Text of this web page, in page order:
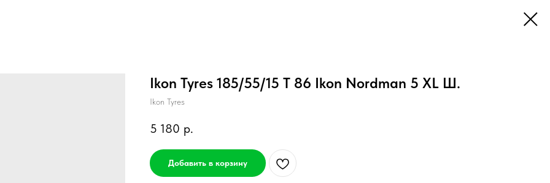
Ikon Tyres 185/55/15 T 86 Ikon Nordman 5 XL Ш.
Ikon Tyres
5 180 р.
Добавить в корзину